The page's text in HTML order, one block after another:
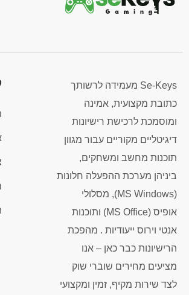
Se-Keys מעמידה לרשותך
כתובת מקצועית, אמינה
ומוסמכת לרכישת רישיונות
דיגיטליים מקוריים עבור מגוון
תוכנות מחשב ומשחקים,
ביניהן מערכת ההפעלה חלונות
(MS Windows), מסלולי
אופיס (MS Office) ותוכנות
אנטי וירוס ייעודיות . מהפכת
הרישיונות כבר כאן – אנו
מציעים מחירים שוברי שוק
לצד שירות מקיף, זמין ומקצועי